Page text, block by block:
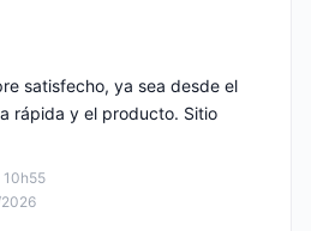
satisfecho, ya sea desde el
rápida y el producto. Sitio